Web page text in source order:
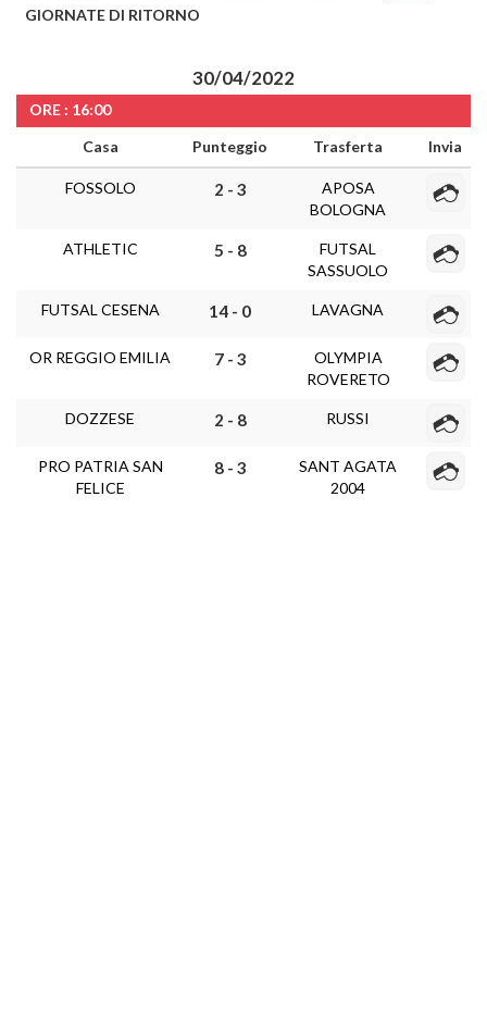
GIORNATE DI RITORNO
30/04/2022
ORE : 16:00
Casa
Punteggio Trasferta Invia
FOSSOLO 2 - 3
APOSA
BOLOGNA
ATHLETIC 5 - 8
FUTSAL
SASSUOLO
FUTSAL CESENA 14 - 0 LAVAGNA
OR REGGIO EMILIA 7 - 3
OLYMPIA
ROVERETO
DOZZESE 2 - 8 RUSSI
PRO PATRIA SAN
FELICE
8 - 3
SANT AGATA
2004